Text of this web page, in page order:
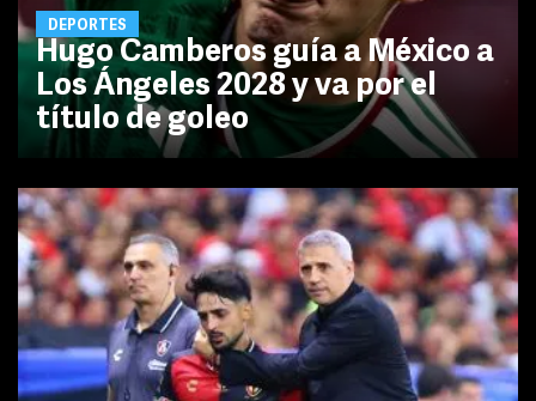
DEPORTES
Hugo Camberos guía a México a
Los Ángeles 2028 y va por el
título de goleo